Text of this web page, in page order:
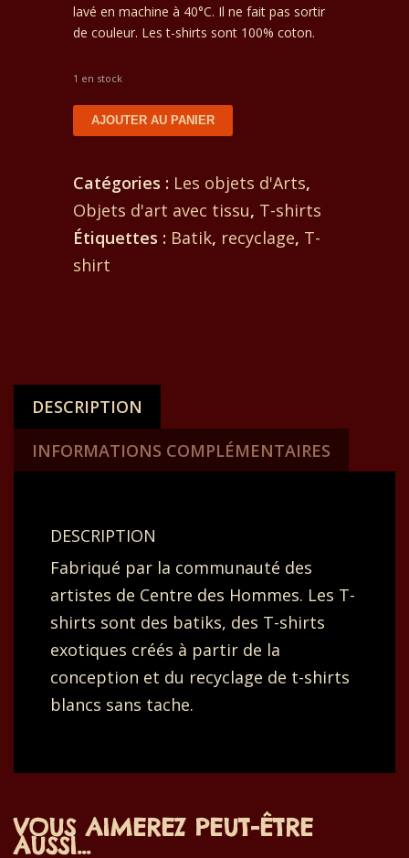
lavé en machine à 40°C. Il ne fait pas sortir
de couleur. Les t-shirts sont 100% coton.
1 en stock
quantité
T-
shirt
batik
pour
et
en
arrière
des
Orange
vert.
AJOUTER AU PANIER
Catégories : Les objets d'Arts,
Objets d'art avec tissu, T-shirts
Étiquettes : Batik, recyclage, T-
shirt
DESCRIPTION
INFORMATIONS COMPLÉMENTAIRES
DESCRIPTION
Fabriqué par la communauté des
artistes de Centre des Hommes. Les T-
shirts sont des batiks, des T-shirts
exotiques créés à partir de la
conception et du recyclage de t-shirts
blancs sans tache.
VOUS AIMEREZ PEUT-ÊTRE
AUSSI…